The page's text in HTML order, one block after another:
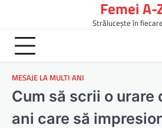
content
Femei A-
Strălucește în
MESAJE LA MULTI ANI
Cum să scrii o urare
ani care să